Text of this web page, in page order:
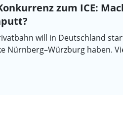
zum ICE:
will in Deutschland
Nürnberg–Würzburg haben.